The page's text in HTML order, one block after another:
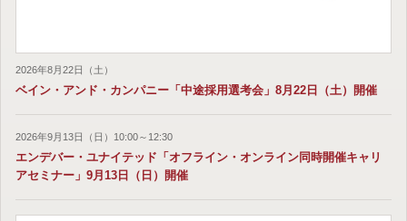
2026年8月22日（土）
ベイン・アンド・カンパニー「中途採用選考会」8月22日（土）開催
2026年9月13日（日）10:00～12:30
エンデバー・ユナイテッド「オフライン・オンライン同時開催キャリ
アセミナー」9月13日（日）開催